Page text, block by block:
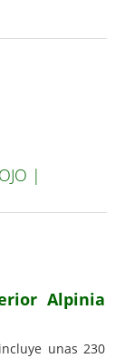
|
Alpinia
unas 230